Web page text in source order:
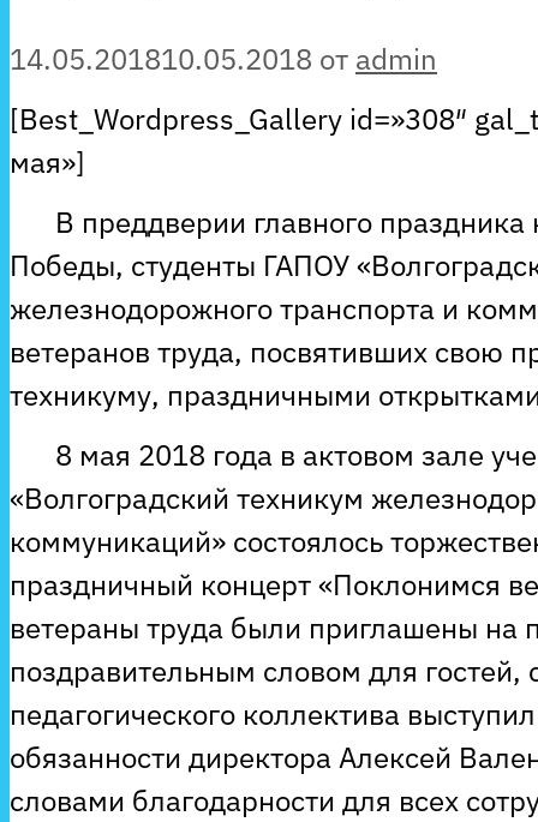
14.05.201810.05.2018 от admin
[Best_Wordpress_Gallery id=»308″
мая»]
В преддверии главного
Победы, студенты ГАПОУ
железнодорожного транспорта и
ветеранов труда, посвятивших свою
техникуму, праздничными
8 мая 2018 года в актовом зале
«Волгоградский техникум
коммуникаций» состоялось
праздничный концерт «Поклонимся
ветераны труда были приглашены на
поздравительным словом для гостей,
педагогического коллектива
обязанности директора Алексей
словами благодарности для всех